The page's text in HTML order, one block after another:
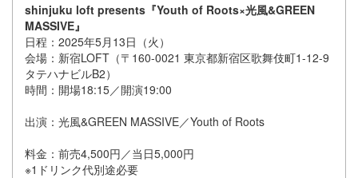
shinjuku loft presents『Youth of Roots×光風&GREEN
MASSIVE』
日程：2025年5月13日（火）
会場：新宿LOFT（〒160-0021 東京都新宿区歌舞伎町1-12-9
タテハナビルB2）
時間：開場18:15／開演19:00
出演：光風&GREEN MASSIVE／Youth of Roots
料金：前売4,500円／当日5,000円
※1ドリンク代別途必要